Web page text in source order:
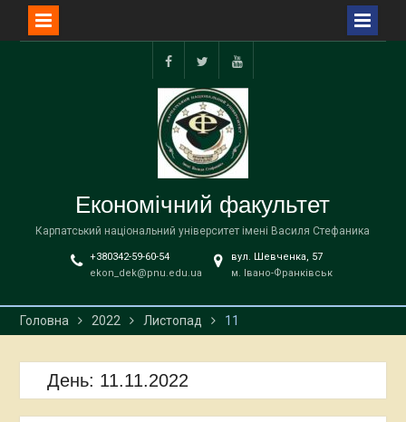
facebooktwitter YouTube
Економічний факультет
Карпатський національний університет імені Василя Стефаника
+380342-59-60-54
ekon_dek@pnu.edu.ua
вул. Шевченка, 57
м. Івано-Франківськ
Головна 2022 Листопад 11
День: 11.11.2022